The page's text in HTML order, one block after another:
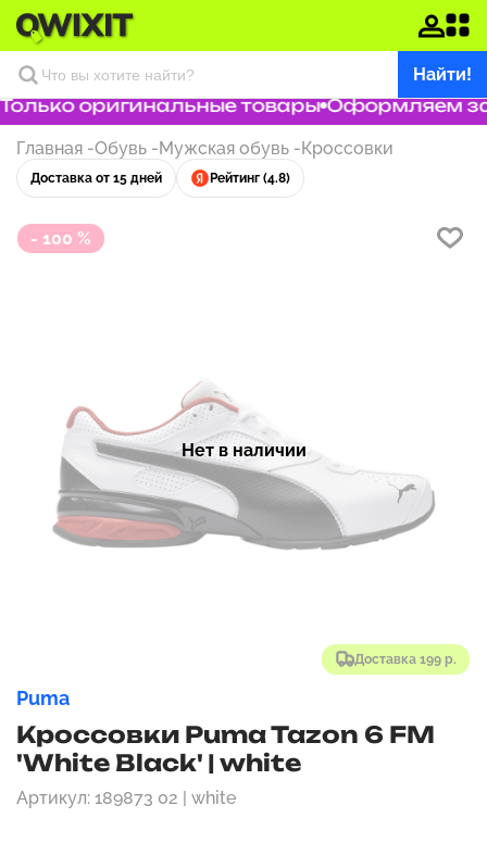
Найти!
оригинальные товары Оформляем
Главная -Обувь -Мужская обувь -Кроссовки
Доставка от 15 дней Рейтинг (4.8)
- 100 %
Доставка 199 р.
Нет в наличии
Puma
Кроссовки Puma Tazon 6 FM
'White Black' | white
Артикул: 189873 02 | white